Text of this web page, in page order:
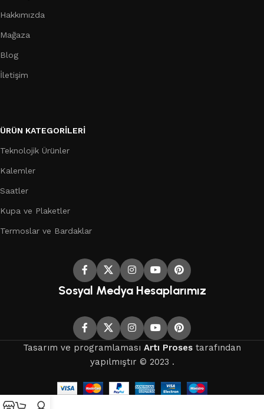
Hakkımızda
Mağaza
Blog
İletişim
ÜRÜN KATEGORILERI
Teknolojik Ürünler
Kalemler
Saatler
Kupa ve Plaketler
Termoslar ve Bardaklar
Sosyal Medya Hesaplarımız
Tasarım ve programlaması Artı Proses tarafından
yapılmıştır © 2023 .